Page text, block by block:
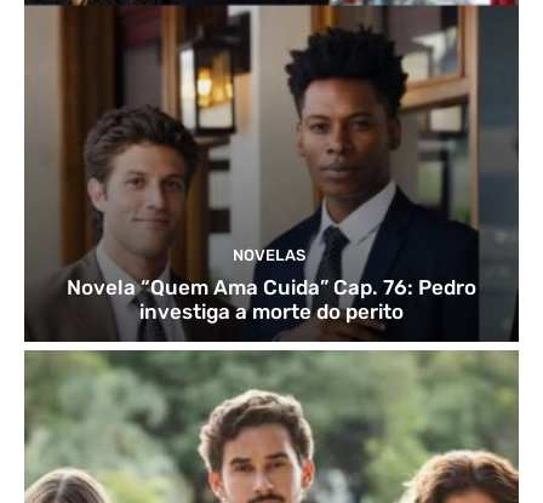
NOVELAS
Novela “Quem Ama Cuida” Cap. 76: Pedro
investiga a morte do perito